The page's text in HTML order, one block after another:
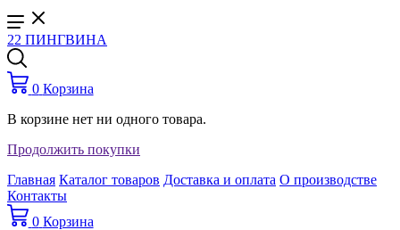
22 ПИНГВИНА
0 Корзина
В корзине нет ни одного товара.
Продолжить покупки
Главная Каталог товаров Доставка и оплата О производстве
Контакты
0 Корзина